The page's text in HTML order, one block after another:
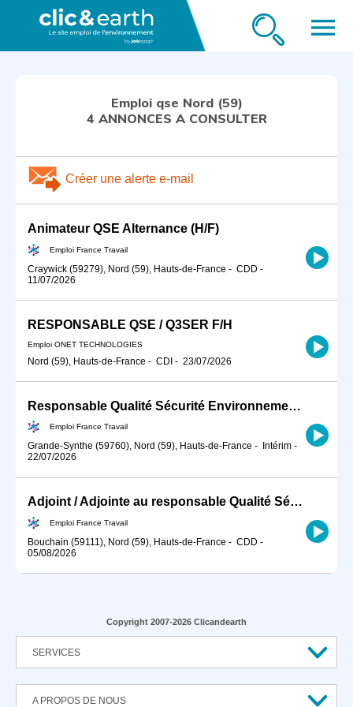
menu
Emploi qse Nord (59)
4 ANNONCES A CONSULTER
Créer une alerte e-mail
Animateur QSE Alternance (H/F)
Emploi France Travail
Craywick (59279), Nord (59), Hauts-de-France - CDD -
11/07/2026
RESPONSABLE QSE / Q3SER F/H
Emploi ONET TECHNOLOGIES
Nord (59), Hauts-de-France - CDI - 23/07/2026
Responsable Qualité Sécurité Environnement -QSE- en industrie (H/F)
Emploi France Travail
Grande-Synthe (59760), Nord (59), Hauts-de-France - Intérim -
22/07/2026
Adjoint / Adjointe au responsable Qualité Sécurité Environnement (H/F)
Emploi France Travail
Bouchain (59111), Nord (59), Hauts-de-France - CDD -
05/08/2026
Copyright 2007-2026 Clicandearth
SERVICES
A PROPOS DE NOUS